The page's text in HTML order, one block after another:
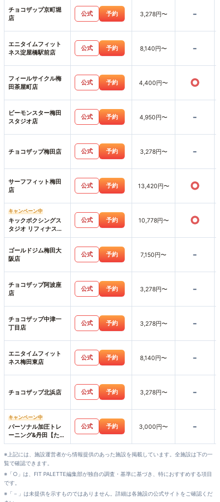
チョコザップ京町堀
店
公式 予約 3,278円〜 -
エニタイムフィット
ネス淀屋橋駅前店
公式 予約 8,140円〜 -
フィールサイクル梅
田茶屋町店
公式 予約 4,400円〜 ○
ビーモンスター梅田
スタジオ店
公式 予約 4,950円〜 -
チョコザップ梅田店 公式 予約 3,278円〜 -
サーフフィット梅田
店
公式 予約 13,420円〜 ○
キャンペーン中
キックボクシングス
タジオ リフィナス阪
急梅田店
公式 予約 10,778円〜 ○
ゴールドジム梅田大
阪店
公式 予約 7,150円〜 -
チョコザップ阿波座
店
公式 予約 3,278円〜 -
チョコザップ中津一
丁目店
公式 予約 3,278円〜 -
エニタイムフィット
ネス梅田東店
公式 予約 8,140円〜 -
チョコザップ北浜店 公式 予約 3,278円〜 -
キャンペーン中
パーソナル加圧トレ
ーニング&丹田【たん
でん】波動整体スタ
ジオHearts227-ハー
ツニニナナ-
公式 予約 3,000円〜 -
※上記には、施設運営者から情報提供のあった施設を掲載しています。全施設は下の一
覧で確認できます。
※「○」は、FIT PALETTE編集部が独自の調査・基準に基づき、特におすすめする項目
です。
※「－」は未提供を示すものではありません。詳細は各施設の公式サイトをご確認くだ